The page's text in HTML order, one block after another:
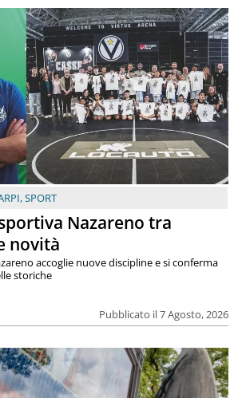
,SPORT
Nazareno tra
novità
Pubblicato il 7 Agosto, 2026
accoglie nuove discipline e si conferma
storiche